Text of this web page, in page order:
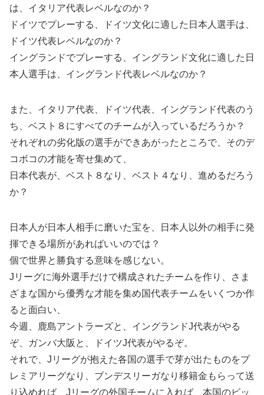
は、イタリア代表レベルなのか？
ドイツでプレーする、ドイツ文化に適した日本人選手は、
ドイツ代表レベルなのか？
イングランドでプレーする、イングランド文化に適した日
本人選手は、イングランド代表レベルなのか？
また、イタリア代表、ドイツ代表、イングランド代表のう
ち、ベスト８にすべてのチームが入っているだろうか？
それぞれの劣化版の選手ができあがったところで、そのデ
コボコの才能を寄せ集めて、
日本代表が、ベスト８なり、ベスト４なり、進めるだろう
か？
日本人が日本人相手に磨いた宝を、日本人以外の相手に発
揮できる場所があればいいのでは？
個で世界と勝負する意味を感じない。
Jリーグに海外選手だけで構成されたチームを作り、さま
ざまな国から優秀な才能を集め国代表チームをいくつか作
ると面白い、
今週、鹿島アントラーズと、イングランドJ代表がやる
ぞ、ガンバ大阪と、ドイツJ代表がやるぞ。
それで、Jリーグが抱えた各国の選手で芽が出たものをプ
レミアリーグなり、ブンデスリーガなり移籍金もらって送
り込めれば、Jリーグの外国チームに入れば、本国のビッ